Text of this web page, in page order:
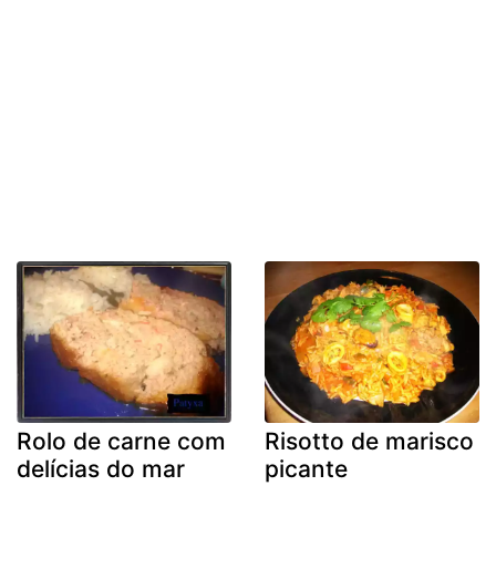
Rolo de carne com
delícias do mar
Risotto de marisco
picante